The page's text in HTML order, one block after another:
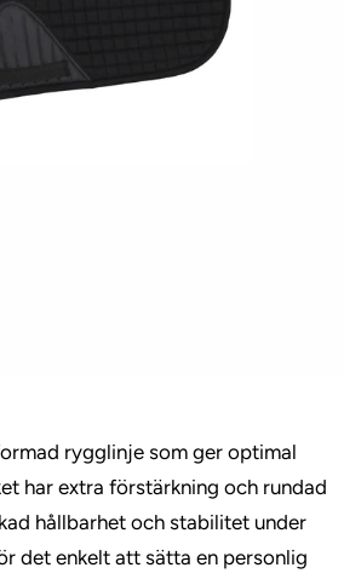
rygglinje som ger optimal
har extra förstärkning och rundad
hållbarhet och stabilitet under
det enkelt att sätta en personlig